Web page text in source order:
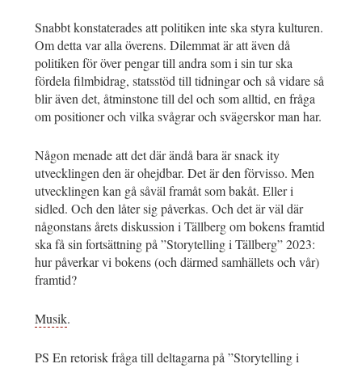
Snabbt konstaterades att politiken inte ska styra kulturen.
Om detta var alla överens. Dilemmat är att även då
politiken för över pengar till andra som i sin tur ska
fördela filmbidrag, statsstöd till tidningar och så vidare så
blir även det, åtminstone till del och som alltid, en fråga
om positioner och vilka svågrar och svägerskor man har.
Någon menade att det där ändå bara är snack ity
utvecklingen den är ohejdbar. Det är den förvisso. Men
utvecklingen kan gå såväl framåt som bakåt. Eller i
sidled. Och den låter sig påverkas. Och det är väl där
någonstans årets diskussion i Tällberg om bokens framtid
ska få sin fortsättning på ”Storytelling i Tällberg” 2023:
hur påverkar vi bokens (och därmed samhällets och vår)
framtid?
Musik.
PS En retorisk fråga till deltagarna på ”Storytelling i